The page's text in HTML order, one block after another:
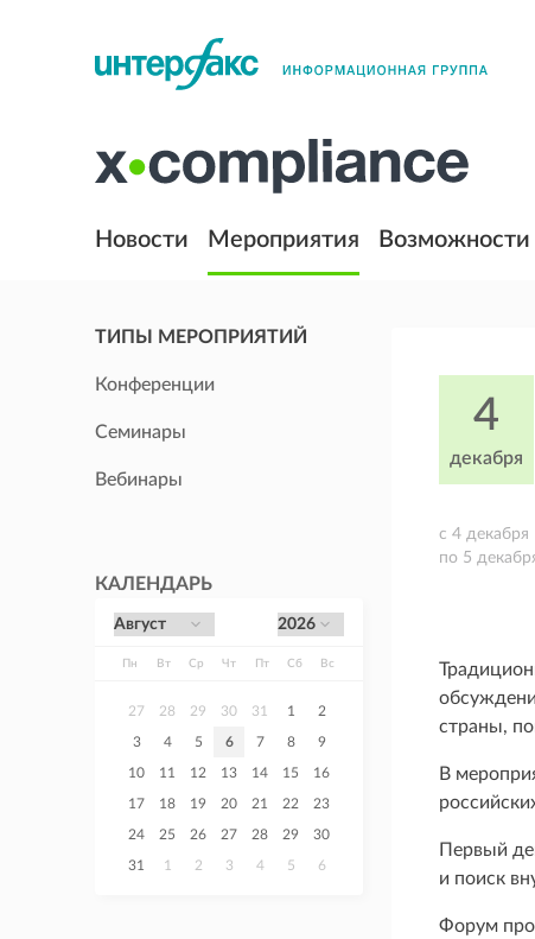
Новости Мероприятия Возможности
ТИПЫ МЕРОПРИЯТИЙ
Конференции
Семинары
Вебинары
КАЛЕНДАРЬ
Пн Вт Ср Чт Пт Сб Вс
27 28 29 30 31 1 2
3 4 5 6 7 8 9
10 11 12 13 14 15 16
17 18 19 20 21 22 23
24 25 26 27 28 29 30
31 1 2 3 4 5 6
4
декабря
c 4 декабря
по 5
страны,
В
Первый
и поиск
Форум